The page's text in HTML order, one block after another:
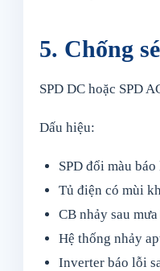
5. Chống
SPD DC hoặc SPD
Dấu hiệu:
SPD đổi màu
Tủ điện có mùi
CB nhảy sau mưa
Hệ thống nhảy
Inverter báo lỗi